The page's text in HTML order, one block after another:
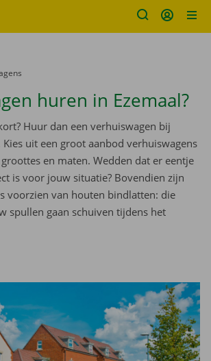
huren in Ezemaal?
Huur dan een verhuiswagen bij
Kies uit een groot aanbod verhuiswagens
en maten. Wedden dat er eentje
is voor jouw situatie? Bovendien zijn
voorzien van houten bindlatten: die
spullen gaan schuiven tijdens het